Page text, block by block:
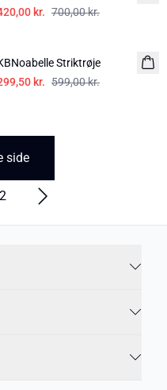
kr. 700,00 kr.
Striktrøje
kr. 599,00 kr.
side
2